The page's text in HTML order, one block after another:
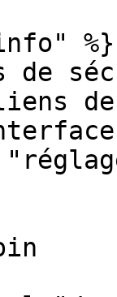
%}
de
de